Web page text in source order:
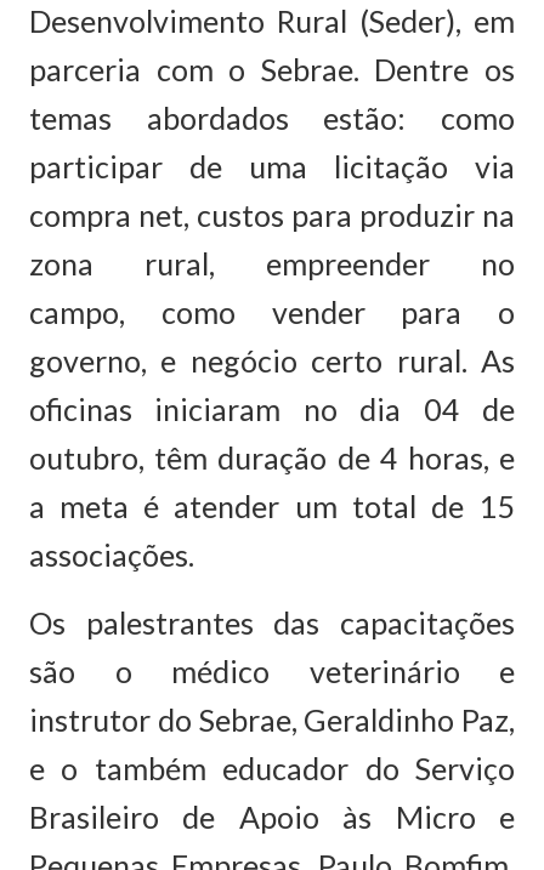
Desenvolvimento Rural (Seder), em
parceria com o Sebrae. Dentre os
temas abordados estão: como
participar de uma licitação via
compra net, custos para produzir na
zona rural, empreender no
campo, como vender para o
governo, e negócio certo rural. As
oficinas iniciaram no dia 04 de
outubro, têm duração de 4 horas, e
a meta é atender um total de 15
associações.
Os palestrantes das capacitações
são o médico veterinário e
instrutor do Sebrae, Geraldinho Paz,
e o também educador do Serviço
Brasileiro de Apoio às Micro e